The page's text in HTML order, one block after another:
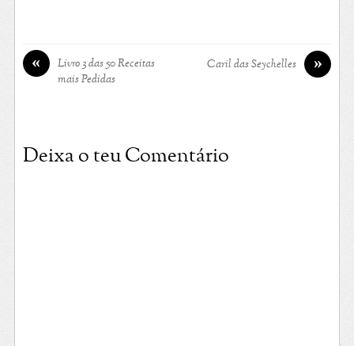
«
Livro 3 das 50 Receitas
mais Pedidas
»
Caril das Seychelles
Deixa o teu Comentário